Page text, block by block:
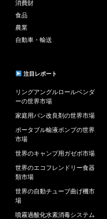
消費財
食品
農業
自動車・輸送
注目レポート
リングアングルロールベンダ
ーの世界市場
家庭用パン改良剤の世界市場
ポータブル輸液ポンプの世界
市場
世界のキャンプ用ガゼボ市場
世界のエコフレンドリー食器
類市場
世界の自動チューブ曲げ機市
場
噴霧過酸化水素消毒システム